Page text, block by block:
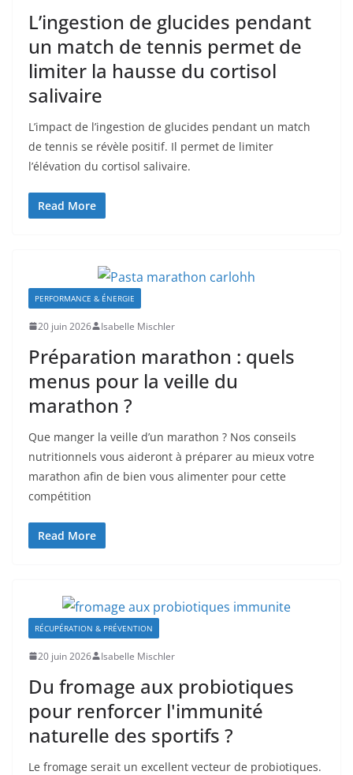
L’ingestion de glucides pendant
un match de tennis permet de
limiter la hausse du cortisol
salivaire
L’impact de l’ingestion de glucides pendant un match
de tennis se révèle positif. Il permet de limiter
l’élévation du cortisol salivaire.
Read More
PERFORMANCE & ÉNERGIE
20 juin 2026 Isabelle Mischler
Préparation marathon : quels
menus pour la veille du
marathon ?
Que manger la veille d’un marathon ? Nos conseils
nutritionnels vous aideront à préparer au mieux votre
marathon afin de bien vous alimenter pour cette
compétition
Read More
RÉCUPÉRATION & PRÉVENTION
20 juin 2026 Isabelle Mischler
Du fromage aux probiotiques
pour renforcer l'immunité
naturelle des sportifs ?
Le fromage serait un excellent vecteur de probiotiques.